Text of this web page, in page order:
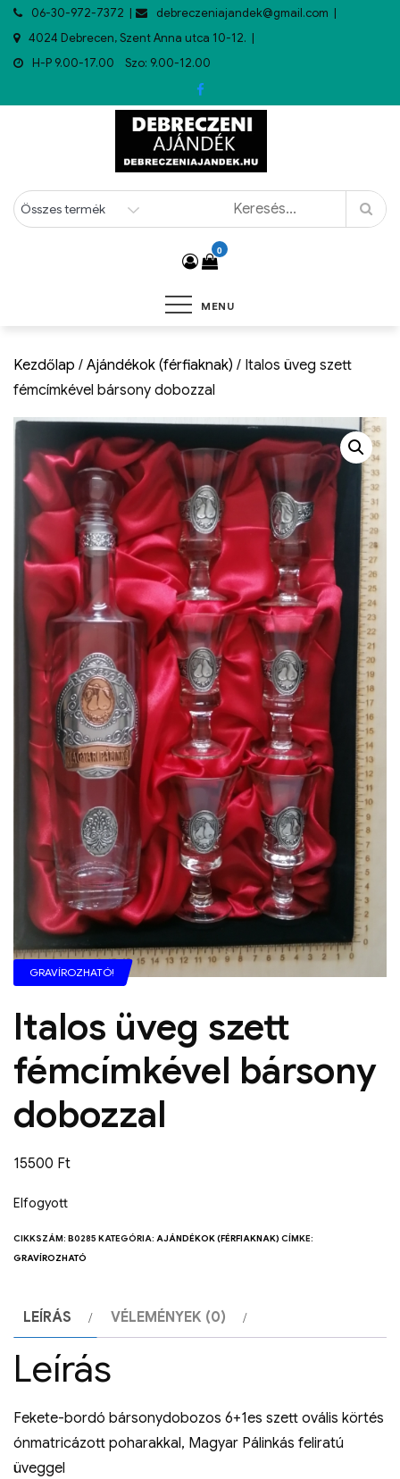
06-30-972-7372
debreczeniajandek@gmail.com
4024 Debrecen, Szent Anna utca 10-12.
H-P 9.00-17.00 Szo: 9.00-12.00
0
MENU
Kezdőlap / Ajándékok (férfiaknak) / Italos üveg szett
fémcímkével bársony dobozzal
GRAVÍROZHATÓ!
Italos üveg szett
fémcímkével bársony
dobozzal
15500 Ft
Elfogyott
CIKKSZÁM: B0285 KATEGÓRIA: AJÁNDÉKOK (FÉRFIAKNAK) CÍMKE:
GRAVÍROZHATÓ
LEÍRÁS VÉLEMÉNYEK (0)
Leírás
Fekete-bordó bársonydobozos 6+1es szett ovális körtés
ónmatricázott poharakkal, Magyar Pálinkás feliratú
üveggel